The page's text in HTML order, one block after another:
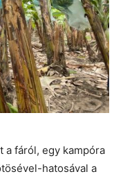
a fáról, egy kampóra
hatosával a